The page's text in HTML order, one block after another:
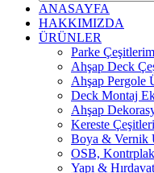
ANASAYFA
HAKKIMIZDA
ÜRÜNLER
Parke
Ahşap Deck
Ahşap Pergole
Deck Montaj
Ahşap
Kereste
Boya & Vernik
OSB,
Yapı &